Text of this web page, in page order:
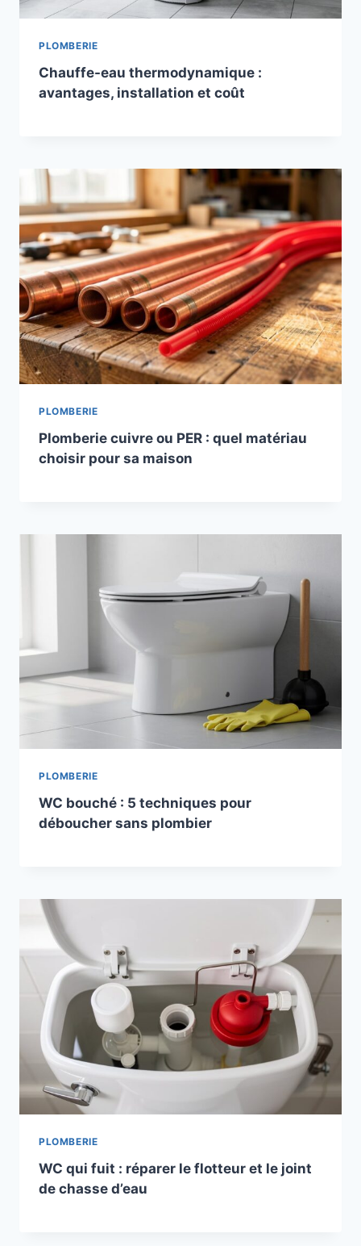
PLOMBERIE
Chauffe-eau thermodynamique :
avantages, installation et coût
PLOMBERIE
Plomberie cuivre ou PER : quel matériau
choisir pour sa maison
PLOMBERIE
WC bouché : 5 techniques pour
déboucher sans plombier
PLOMBERIE
WC qui fuit : réparer le flotteur et le joint
de chasse d’eau